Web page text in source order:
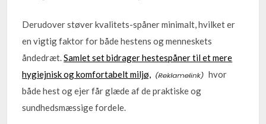
Derudover støver kvalitets-spåner minimalt, hvilket er
en vigtig faktor for både hestens og menneskets
åndedræt.Samlet set bidrager hestespåner til et mere
hygiejnisk og komfortabelt miljø,
hvor
både hest og ejer får glæde af de praktiske og
sundhedsmæssige fordele.